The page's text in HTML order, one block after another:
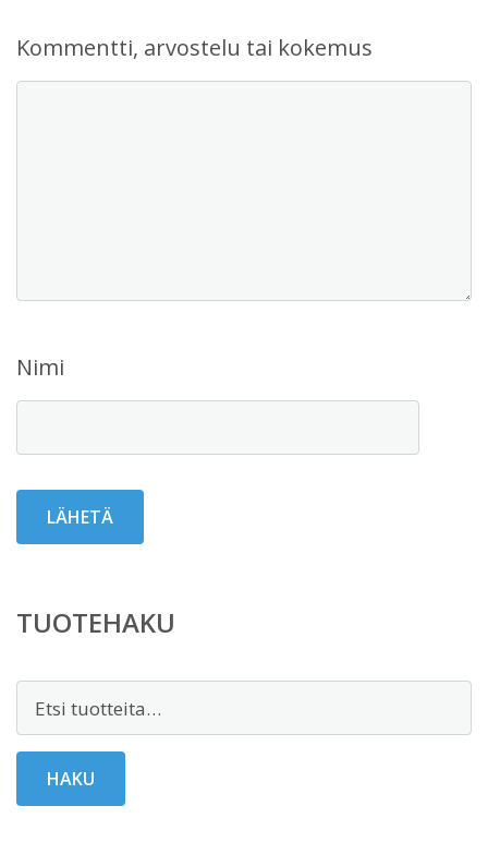
Kommentti, arvostelu tai kokemus
Nimi
TUOTEHAKU
HAKU